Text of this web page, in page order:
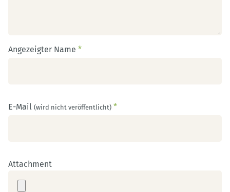
Angezeigter Name *
E-Mail (wird nicht veröffentlicht) *
Attachment